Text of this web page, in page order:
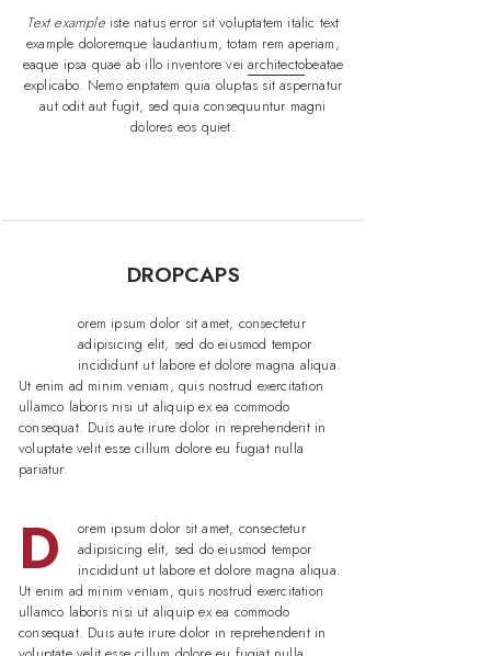
Text exampleiste natus error sit voluptatem italic text
example doloremque laudantium, totam rem aperiam,
eaque ipsa quae ab illo inventore veiarchitectobeatae
explicabo. Nemo enptatem quia oluptas sit aspernatur
aut odit aut fugit, sed quia consequuntur magni
dolores eos quiet.
DROPCAPS
orem ipsum dolor sit amet, consectetur
adipisicing elit, sed do eiusmod tempor
incididunt ut labore et dolore magna aliqua.
Ut enim ad minim veniam, quis nostrud exercitation
ullamco laboris nisi ut aliquip ex ea commodo
consequat. Duis aute irure dolor in reprehenderit in
voluptate velit esse cillum dolore eu fugiat nulla
pariatur.
D
orem ipsum dolor sit amet, consectetur
adipisicing elit, sed do eiusmod tempor
incididunt ut labore et dolore magna aliqua.
Ut enim ad minim veniam, quis nostrud exercitation
ullamco laboris nisi ut aliquip ex ea commodo
consequat. Duis aute irure dolor in reprehenderit in